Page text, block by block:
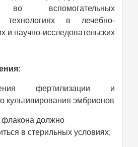
во вспомогательных
технологиях в лечебно-
и научно-исследовательских
фертилизации и
культивирования эмбрионов
флакона должно
в стерильных условиях;